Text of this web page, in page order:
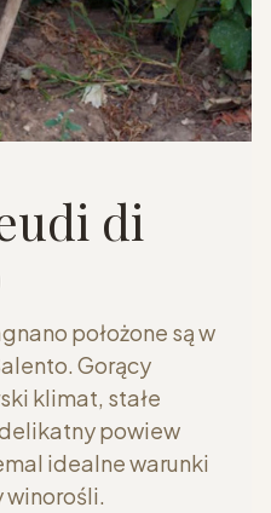
di
położone są w
Gorący
klimat, stałe
powiew
idealne warunki
winorośli.